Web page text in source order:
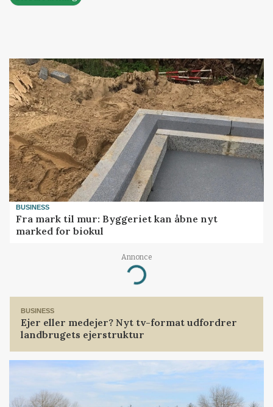
BUSINESS
Fra mark til mur: Byggeriet kan åbne nyt
marked for biokul
Annonce
Loading...
BUSINESS
Ejer eller medejer? Nyt tv-format udfordrer
landbrugets ejerstruktur